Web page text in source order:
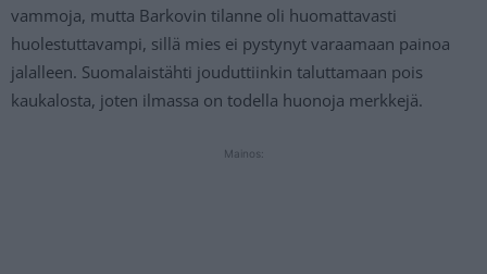
vammoja, mutta Barkovin tilanne oli huomattavasti
huolestuttavampi, sillä mies ei pystynyt varaamaan painoa
jalalleen. Suomalaistähti jouduttiinkin taluttamaan pois
kaukalosta, joten ilmassa on todella huonoja merkkejä.
Mainos: